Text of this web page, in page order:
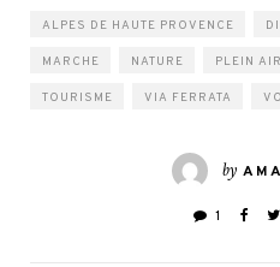
ALPES DE HAUTE PROVENCE
MARCHE NATURE PLEIN AIR
TOURISME VIA FERRATA
by
1